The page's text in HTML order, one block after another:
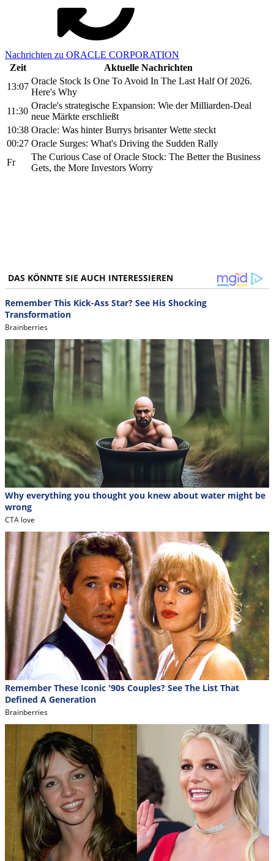
Nachrichten zu ORACLE CORPORATION
Zeit
Aktuelle Nachrichten
13:07
Oracle Stock Is One To Avoid In The Last Half Of 2026.
Here's Why
11:30
Oracle's strategische Expansion: Wie der Milliarden-Deal
neue Märkte erschließt
10:38 Oracle: Was hinter Burrys brisanter Wette steckt
00:27 Oracle Surges: What's Driving the Sudden Rally
Fr
The Curious Case of Oracle Stock: The Better the Business
Gets, the More Investors Worry